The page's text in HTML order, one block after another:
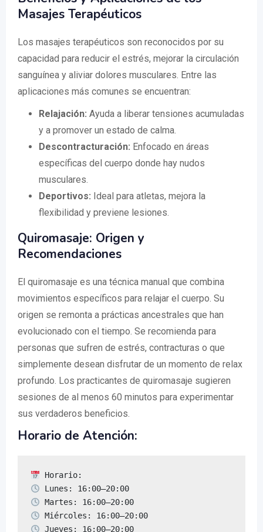
Masajes Terapéuticos
Los masajes terapéuticos son reconocidos por su
capacidad para reducir el estrés, mejorar la circulación
sanguínea y aliviar dolores musculares. Entre las
aplicaciones más comunes se encuentran:
Relajación: Ayuda a liberar tensiones acumuladas
y a promover un estado de calma.
Descontracturación: Enfocado en áreas
específicas del cuerpo donde hay nudos
musculares.
Deportivos: Ideal para atletas, mejora la
flexibilidad y previene lesiones.
Quiromasaje: Origen y
Recomendaciones
El quiromasaje es una técnica manual que combina
movimientos específicos para relajar el cuerpo. Su
origen se remonta a prácticas ancestrales que han
evolucionado con el tiempo. Se recomienda para
personas que sufren de estrés, contracturas o que
simplemente desean disfrutar de un momento de relax
profundo. Los practicantes de quiromasaje sugieren
sesiones de al menos 60 minutos para experimentar
sus verdaderos beneficios.
Horario de Atención: